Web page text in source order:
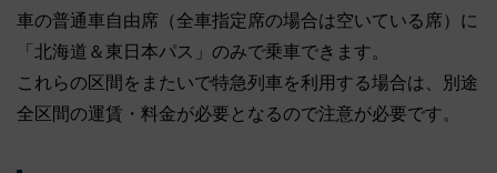
車の普通車自由席（全車指定席の場合は空いている席）に
「北海道＆東日本パス」のみで乗車できます。
これらの区間をまたいで特急列車を利用する場合は、別途
全区間の運賃・料金が必要となるので注意が必要です。